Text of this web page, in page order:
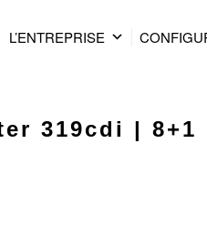
L’ENTREPRISE
319cdi | 8+1